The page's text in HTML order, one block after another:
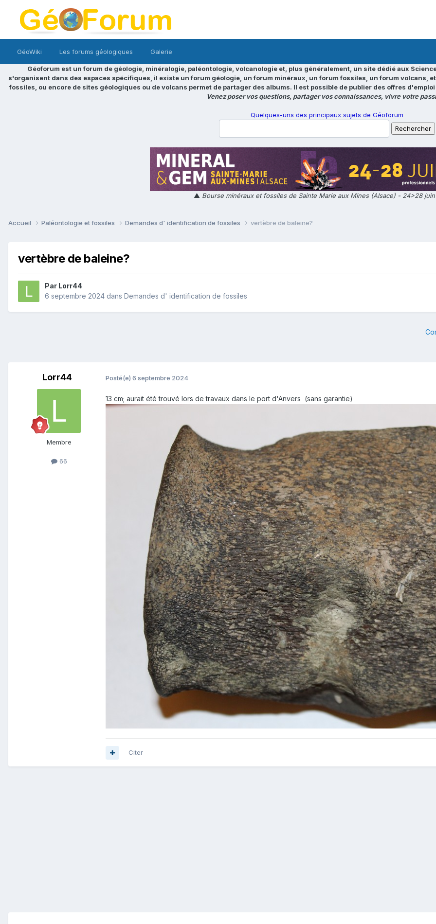
GéoWiki Les forums géologiques Galerie
Géoforum est un forum de géologie, minéralogie, paléontologie, volcanologie et, plus généralement, un site dédié aux
s'organisent dans des espaces spécifiques, il existe un forum géologie, un forum minéraux, un forum fossiles, un forum volcans,
fossiles, ou encore de sites géologiques ou de volcans permet de partager des albums. Il est possible de publier des offres
Venez poser vos questions, partager vos connaissances, vivre votre
Quelques-uns des principaux sujets de Géoforum
▲ Bourse minéraux et fossiles de Sainte Marie aux Mines (Alsace) - 24>28
Accueil Paléontologie et fossiles Demandes d' identification de fossiles vertèbre de baleine?
vertèbre de baleine?
Par Lorr44
6 septembre 2024 dans Demandes d' identification de fossiles
Lorr44
Membre
66
Posté(e) 6 septembre 2024
13 cm; aurait été trouvé lors de travaux dans le port d'Anvers (sans garantie)
Citer